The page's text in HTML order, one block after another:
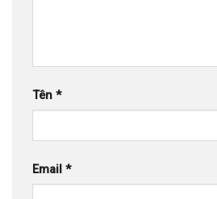
Tên *
Email *